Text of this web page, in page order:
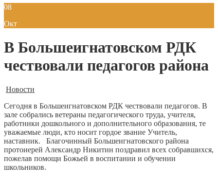
08
Окт
В Большеигнатовском РДК
чествовали педагогов района
Новости
Сегодня в Большеигнатовском РДК чествовали педагогов. В
зале собрались ветераны педагогического труда, учителя,
работники дошкольного и дополнительного образования, те
уважаемые люди, кто носит гордое звание Учитель,
наставник. Благочинный Большеигнатовского района
протоиерей Александр Никитин поздравил всех собравшихся,
пожелав помощи Божьей в воспитании и обучении
школьников.